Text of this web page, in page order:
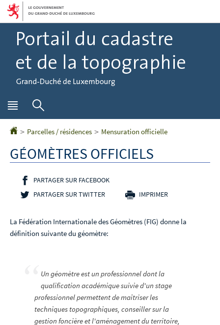
Aller
navigation
Aller
Menu
Accueil
Parcelles / résidences Mensuration officielle
GÉOMÈTRES OFFICIELS
PARTAGER SUR FACEBOOK
PARTAGER SUR TWITTER - NOUVELLE FENÊTRE
IMPRIMER
La Fédération Internationale des Géomètres (FIG) donne la
définition suivante du géomètre:
Un géomètre est un professionnel dont la
qualification académique suivie d'un stage
professionnel permettent de maîtriser les
techniques topographiques, conseiller sur la
gestion foncière et l'aménagement du territoire,